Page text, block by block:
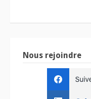
Nous rejoindre